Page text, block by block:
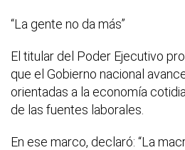
“La gente no da más”
El titular del Poder Ejecutivo
que el Gobierno nacional
orientadas a la economía
de las fuentes laborales.
En ese marco, declaró: “La